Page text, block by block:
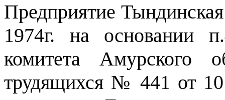
Предприятие
1974г. на основании
комитета Амурского
трудящихся № 441 от